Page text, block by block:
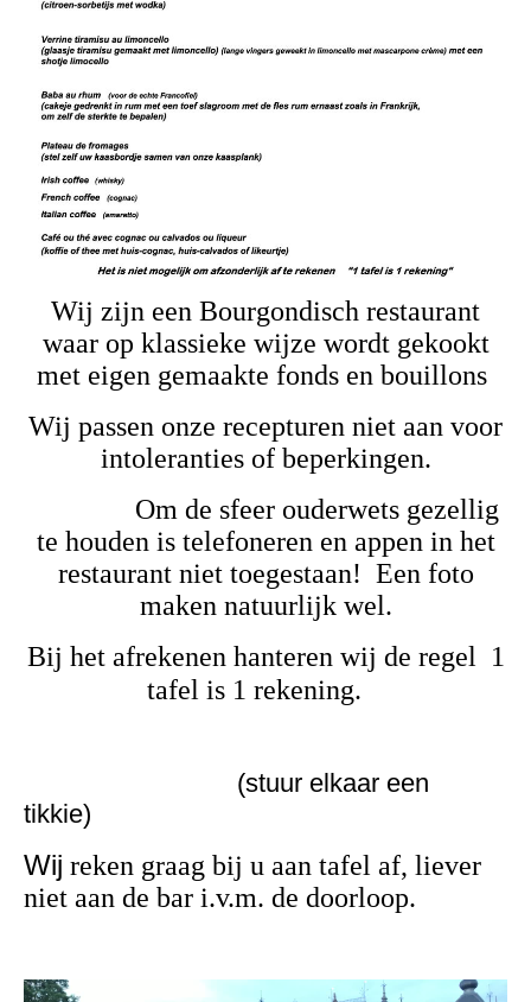
Wij zijn een Bourgondisch restaurant
waar op klassieke wijze wordt gekookt
met eigen gemaakte fonds en bouillons
Wij passen onze recepturen niet aan voor
intoleranties of beperkingen.
Om de sfeer ouderwets gezellig
te houden is telefoneren en appen in het
restaurant niet toegestaan! Een foto
maken natuurlijk wel.
Bij het afrekenen hanteren wij de regel 1
tafel is 1 rekening.
(stuur elkaar een
tikkie)
Wij reken graag bij u aan tafel af, liever
niet aan de bar i.v.m. de doorloop.